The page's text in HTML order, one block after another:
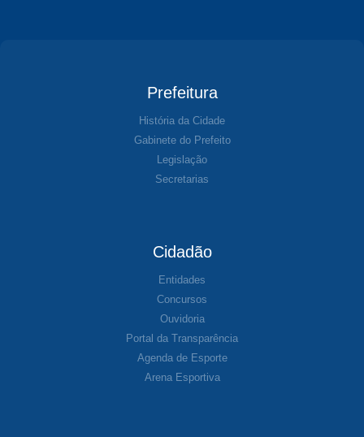
Prefeitura
História da Cidade
Gabinete do Prefeito
Legislação
Secretarias
Cidadão
Entidades
Concursos
Ouvidoria
Portal da Transparência
Agenda de Esporte
Arena Esportiva